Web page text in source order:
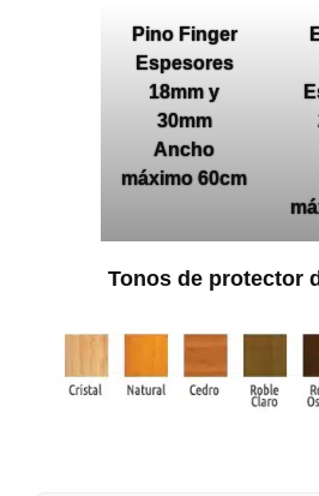
Pino Finger
Espesores
18mm y
30mm
Ancho
máximo 60cm
Tonos de protector